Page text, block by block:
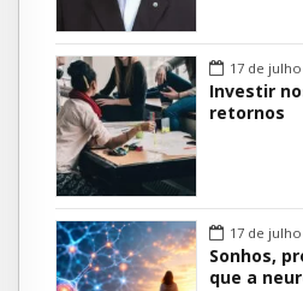
17 de
Investir
retornos
17 de
Sonhos,
que a